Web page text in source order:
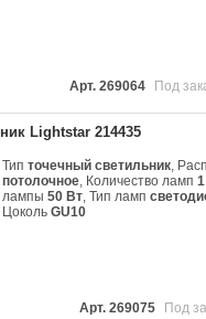
Арт. 269064 Под
Lightstar 214435
Типточечный светильник,
потолочное, Количество ламп
лампы50 Вт, Тип ламп
ЦокольGU10
Арт. 269075 Под